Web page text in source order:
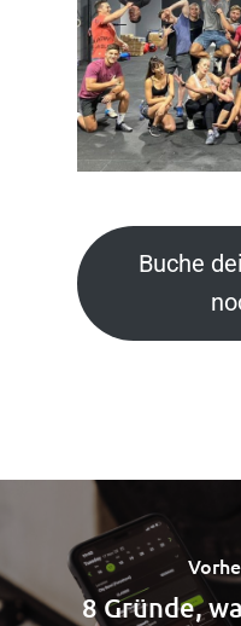
Buche
8 Gründe,